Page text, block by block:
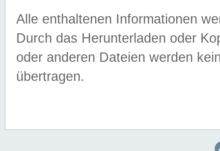
Alle enthaltenen Informationen
Durch das Herunterladen oder
oder anderen Dateien werden
übertragen.